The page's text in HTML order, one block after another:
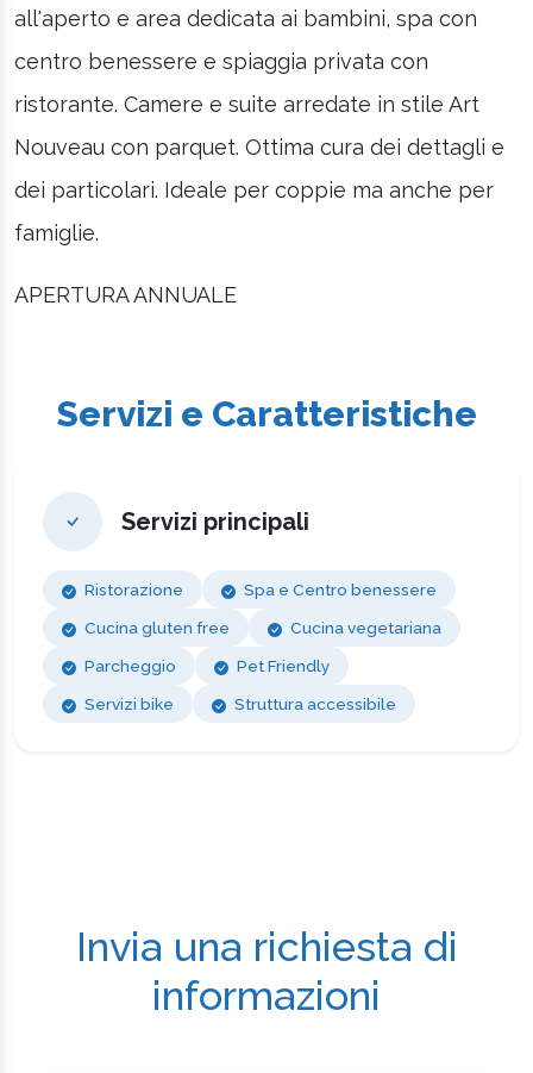
all'aperto e area dedicata ai bambini, spa con
centro benessere e spiaggia privata con
ristorante. Camere e suite arredate in stile Art
Nouveau con parquet. Ottima cura dei dettagli e
dei particolari. Ideale per coppie ma anche per
famiglie.
APERTURA ANNUALE
Servizi e Caratteristiche
Servizi principali
Ristorazione
Spa e Centro benessere
Cucina gluten free
Cucina vegetariana
Parcheggio
Pet Friendly
Servizi bike
Struttura accessibile
Invia una richiesta di
informazioni